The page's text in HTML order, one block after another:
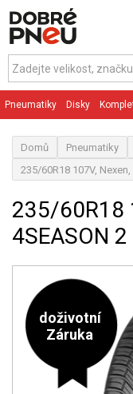
Pneumatiky Disky
Domů Pneumatiky
235/60R18 107V,
235/60R18
4SEASON 2
doživotní
Záruka